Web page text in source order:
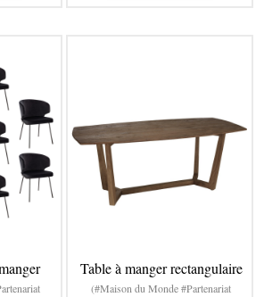
Table à manger rectangulaire
(#Maison du Monde #Partenariat